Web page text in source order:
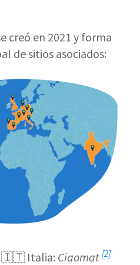
creó en 2021 y forma
de sitios asociados:
🇮🇹 Italia: Ciaomat [2]